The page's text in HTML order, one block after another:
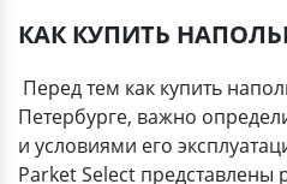
КАК КУПИТЬ
Перед тем как купить
Петербурге, важно
и условиями его
Parket Select